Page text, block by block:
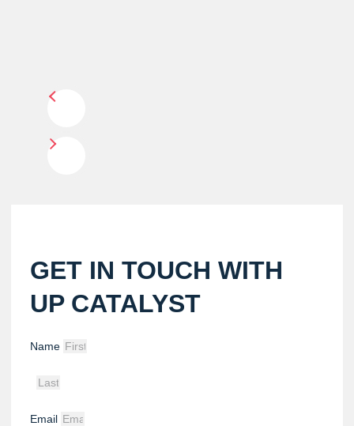
GET IN TOUCH WITH
UP CATALYST
Name
Email